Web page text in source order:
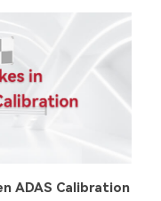
ADAS Calibration